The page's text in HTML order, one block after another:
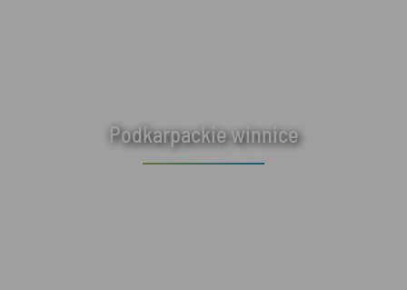
Podkarpackie winnice